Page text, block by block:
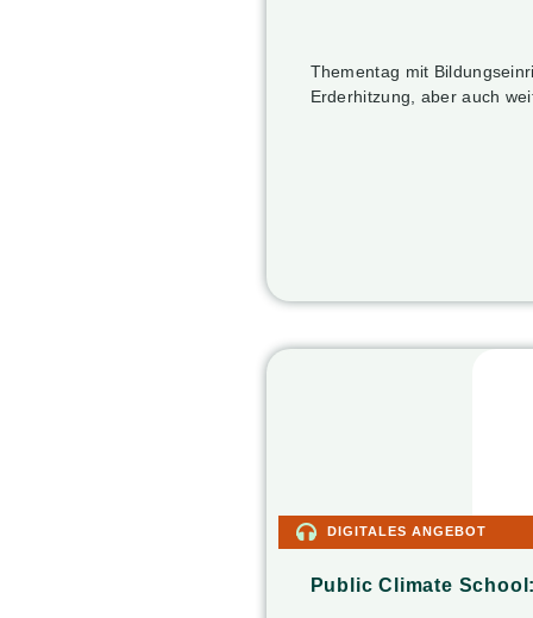
Thementag mit
Erderhitzung, aber auch
DIGITALES ANGEBOT
Public Climate